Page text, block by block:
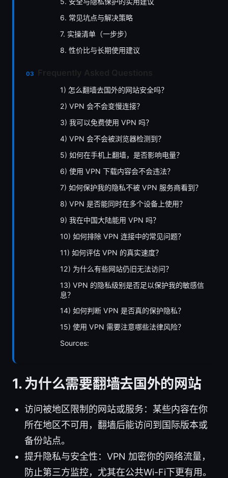
6. 常见坑点与解决策略
7. 实操清单（一步步）
8. 性价比与长期使用建议
1) 怎么翻墙去国外的网站安全吗？
2) VPN 会不会变慢连接？
3) 我可以免费使用 VPN 吗？
4) VPN 会不会被浏览器检测到？
5) 如何在手机上翻墙，是否影响电量？
6) 使用 VPN 下载内容会不会违法？
7) 如何保护我的隐私不被 VPN 服务商看到？
8) VPN 是否能同时在多个设备上使用？
9) 我在中国大陆能用 VPN 吗？
10) 如何排除 VPN 连接中的常见问题？
11) 如何评估 VPN 的真实速度？
12) 为什么有些网站仍旧无法访问？
13) VPN 的隐私级别是否足以保护我的敏感信
息？
14) 如何判断 VPN 是否真的保护隐私？
15) 使用 VPN 需要注意哪些法律风险？
Sources:
1. 为什么需要翻墙去国外的网站
访问被地区限制的网站或服务：某些内容在你
所在地区不可用，翻墙后能访问到国际版本或
备份站点。
提升隐私与安全性：VPN 加密你的网络流量，
防止第三方监控，尤其在公共Wi-Fi下更有用。